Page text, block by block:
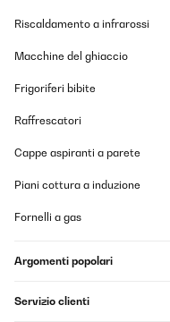
Riscaldamento a infrarossi
Macchine del ghiaccio
Frigoriferi bibite
Raffrescatori
Cappe aspiranti a parete
Piani cottura a induzione
Fornelli a gas
Argomenti popolari
Servizio clienti